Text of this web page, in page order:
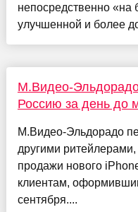
непосредственно «на
улучшенной и более
М.Видео-
Россию за день до
М.Видео-Эльдорадо
другими
продажи нового
клиентам,
сентября....